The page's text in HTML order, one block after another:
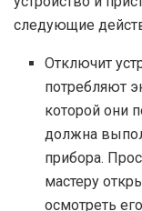
следующие
Отключит
потребляют
которой они
должна
прибора.
мастеру
осмотреть